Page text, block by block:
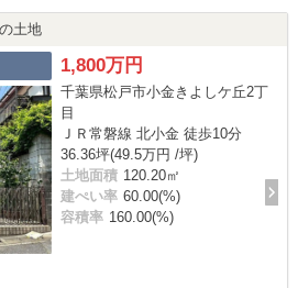
土地
1,800万円
千葉県松戸市小金きよしケ丘2丁
目
ＪＲ常磐線 北小金 徒歩10分
36.36坪(49.5万円 /坪)
土地面積 120.20㎡
建ぺい率 60.00(%)
容積率 160.00(%)